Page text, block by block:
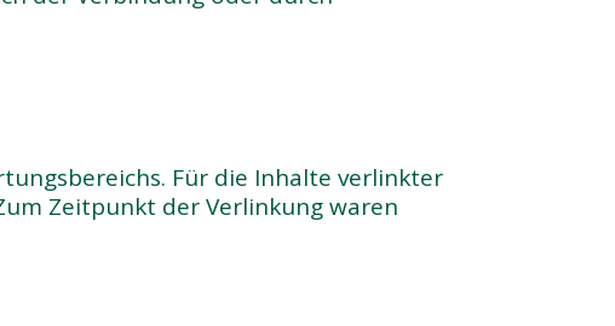
Für die Inhalte verlinkter
Zeitpunkt der Verlinkung waren